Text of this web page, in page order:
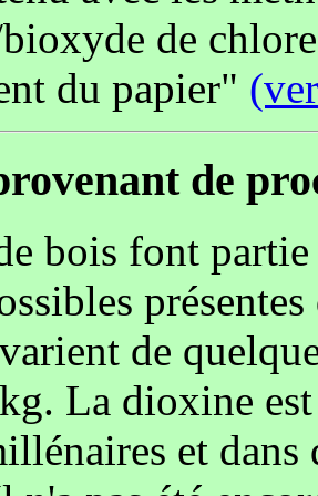
de
du papier"
de
bois font
de
La dioxine
et